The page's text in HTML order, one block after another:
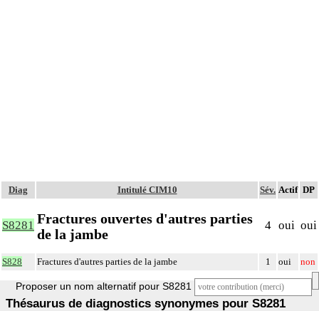
Diag Intitulé CIM10 Sév. Actif DP
S8281 Fractures ouvertes d'autres parties
de la jambe
4 oui oui
S828 Fractures d'autres parties de la jambe 1 oui non
Proposer un nom alternatif pour S8281
Thésaurus de diagnostics synonymes pour S8281